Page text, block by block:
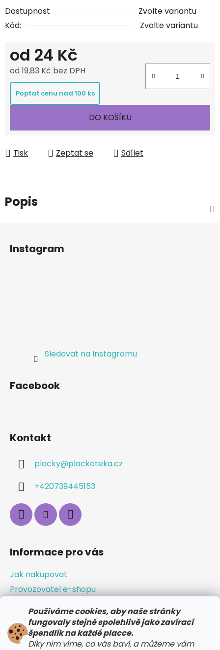
Používáme cookies, aby naše stránky
fungovaly stejně spolehlivě jako zavírací
špendlík na každé placce.
Díky nim víme, co vás baví, a můžeme vám
Dostupnost
Zvolte variantu
Kód:
Zvolte variantu
od 24 Kč
od19,83 Kč bez DPH
Měrná cena:
Poptat cenu nad 100 ks
DO KOŠÍKU
Tisk Zeptat se Sdílet
Popis
Instagram
Sledovat na Instagramu
Facebook
Kontakt
placky@plackoteka.cz
+420739445153
Informace pro vás
Jak nakupovat
Provozovatel e-shopu
Odstoupení od smlouvy / vrácení zboží
Doprava a platba